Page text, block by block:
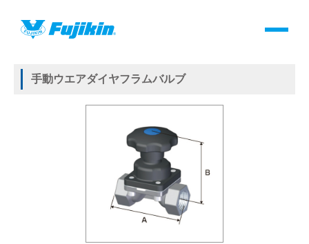
製品情報
製品カタログダウンロード
HOME 製品情報
手動ウエアダイヤフラムバルブ